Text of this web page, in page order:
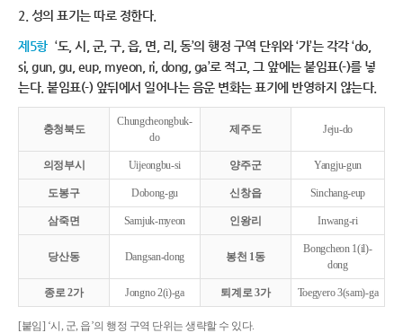
2. 성의 표기는 따로 정한다.
제5항 ‘도, 시, 군, 구, 읍, 면, 리, 동’의 행정 구역 단위와 ‘가’는 각각 ‘do,
si, gun, gu, eup, myeon, ri, dong, ga’로 적고, 그 앞에는 붙임표(-)를 넣
는다. 붙임표(-) 앞뒤에서 일어나는 음운 변화는 표기에 반영하지 않는다.
충청북도
Chungcheongbuk-
do
제주도 Jeju-do
의정부시 Uijeongbu-si 양주군 Yangju-gun
도봉구 Dobong-gu 신창읍 Sinchang-eup
삼죽면 Samjuk-myeon 인왕리 Inwang-ri
당산동 Dangsan-dong 봉천 1동
Bongcheon 1(il)-
dong
종로 2가 Jongno 2(i)-ga 퇴계로 3가 Toegyero 3(sam)-ga
[붙임] ‘시, 군, 읍’의 행정 구역 단위는 생략할 수 있다.